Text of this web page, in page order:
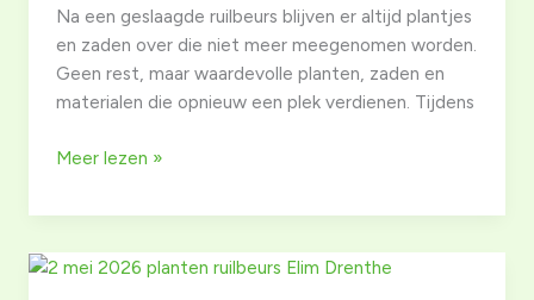
Na een geslaagde ruilbeurs blijven er altijd plantjes
en zaden over die niet meer meegenomen worden.
Geen rest, maar waardevolle planten, zaden en
materialen die opnieuw een plek verdienen. Tijdens
3
|
(10.00-
Meer lezen »